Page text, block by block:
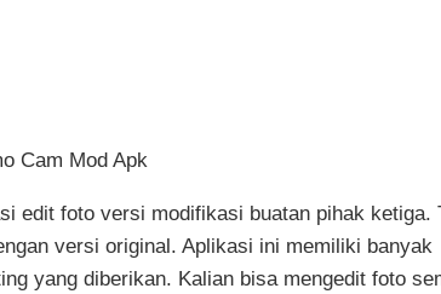
edit foto versi modifikasi buatan pihak ketiga.
versi original. Aplikasi ini memiliki banyak
yang diberikan. Kalian bisa mengedit foto